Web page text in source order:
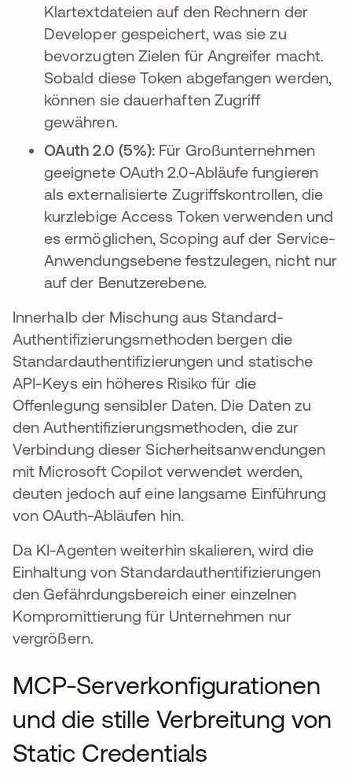
Klartextdateien auf den Rechnern der
Developer gespeichert, was sie zu
bevorzugten Zielen für Angreifer macht.
Sobald diese Token abgefangen werden,
können sie dauerhaften Zugriff
gewähren.
OAuth 2.0 (5%): Für Großunternehmen
geeignete OAuth 2.0-Abläufe fungieren
als externalisierte Zugriffskontrollen, die
kurzlebige Access Token verwenden und
es ermöglichen, Scoping auf der Service-
Anwendungsebene festzulegen, nicht nur
auf der Benutzerebene.
Innerhalb der Mischung aus Standard-
Authentifizierungsmethoden bergen die
Standardauthentifizierungen und statische
API-Keys ein höheres Risiko für die
Offenlegung sensibler Daten. Die Daten zu
den Authentifizierungsmethoden, die zur
Verbindung dieser Sicherheitsanwendungen
mit Microsoft Copilot verwendet werden,
deuten jedoch auf eine langsame Einführung
von OAuth-Abläufen hin.
Da KI-Agenten weiterhin skalieren, wird die
Einhaltung von Standardauthentifizierungen
den Gefährdungsbereich einer einzelnen
Kompromittierung für Unternehmen nur
vergrößern.
MCP-Serverkonfigurationen
und die stille Verbreitung von
Static Credentials